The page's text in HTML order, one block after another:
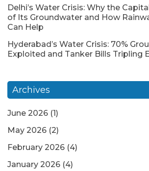
Delhi’s Water Crisis: Why the
of Its Groundwater and How
Can Help
Hyderabad’s Water Crisis: 70%
Exploited and Tanker Bills Tripling
Archives
June 2026 (1)
May 2026 (2)
February 2026 (4)
January 2026 (4)